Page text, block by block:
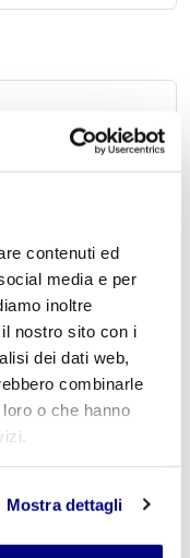
contenuti ed
media e per
inoltre
nostro sito con i
dei dati web,
combinarle
o che hanno
Mostra dettagli
dati personali